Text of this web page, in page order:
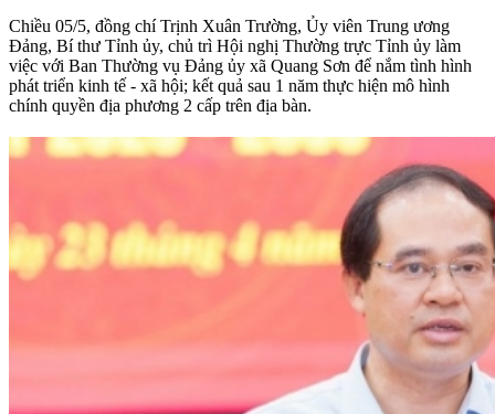
Chiều 05/5, đồng chí Trịnh Xuân Trường, Ủy viên Trung ương
Đảng, Bí thư Tỉnh ủy, chủ trì Hội nghị Thường trực Tỉnh ủy làm
việc với Ban Thường vụ Đảng ủy xã Quang Sơn để nắm tình hình
phát triển kinh tế - xã hội; kết quả sau 1 năm thực hiện mô hình
chính quyền địa phương 2 cấp trên địa bàn.